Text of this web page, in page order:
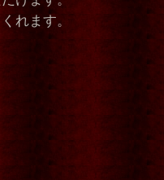
れます。